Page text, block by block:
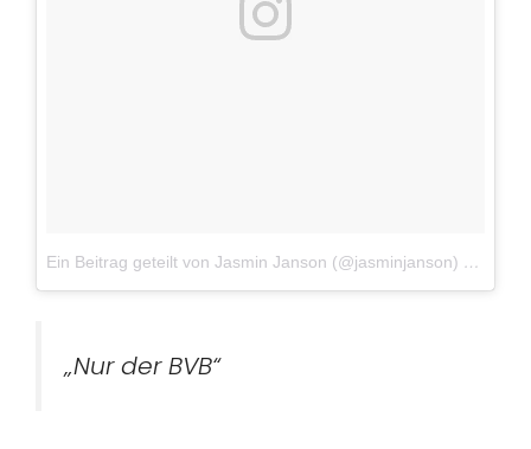
Ein Beitrag geteilt von Jasmin Janson (@jasminjanson)
„Nur der BVB“